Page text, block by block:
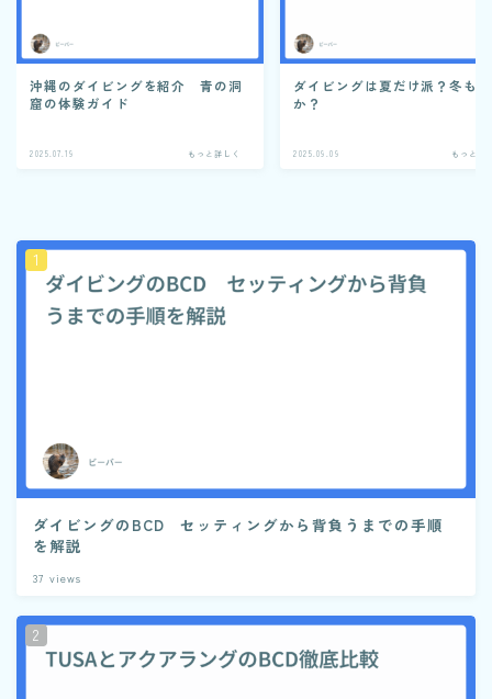
沖縄のダイビングを紹介 青の洞
窟の体験ガイド
2025.07.19 もっと詳しく
ダイビングは夏だけ派？冬も
か？
2025.09.09 もっと詳
ダイビングのBCD セッティングから背負うまでの手順
を解説
37 views